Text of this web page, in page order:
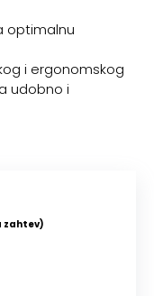
optimalnu
i ergonomskog
udobno i
zahtev)